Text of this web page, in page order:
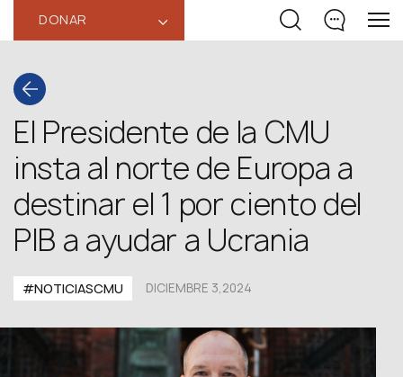
DONAR ‹
El Presidente de la CMU
insta al norte de Europa a
destinar el 1 por ciento del
PIB a ayudar a Ucrania
#NOTICIASCMU DICIEMBRE 3,2024